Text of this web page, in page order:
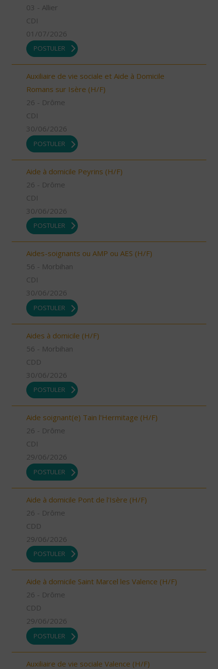
03 - Allier
CDI
01/07/2026
POSTULER
Auxiliaire de vie sociale et Aide à Domicile
Romans sur Isère (H/F)
26 - Drôme
CDI
30/06/2026
POSTULER
Aide à domicile Peyrins (H/F)
26 - Drôme
CDI
30/06/2026
POSTULER
Aides-soignants ou AMP ou AES (H/F)
56 - Morbihan
CDI
30/06/2026
POSTULER
Aides à domicile (H/F)
56 - Morbihan
CDD
30/06/2026
POSTULER
Aide soignant(e) Tain l'Hermitage (H/F)
26 - Drôme
CDI
29/06/2026
POSTULER
Aide à domicile Pont de l'Isère (H/F)
26 - Drôme
CDD
29/06/2026
POSTULER
Aide à domicile Saint Marcel les Valence (H/F)
26 - Drôme
CDD
29/06/2026
POSTULER
Auxiliaire de vie sociale Valence (H/F)